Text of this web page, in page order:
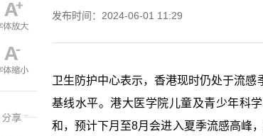
发布时间：2024-06-01 11:29
卫生防护中心表示，香港现时仍处于流
基线水平。港大医学院儿童及青少年科
和，预计下月至8月会进入夏季流感高峰